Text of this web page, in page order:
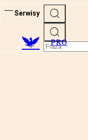
Serwisy
PRO